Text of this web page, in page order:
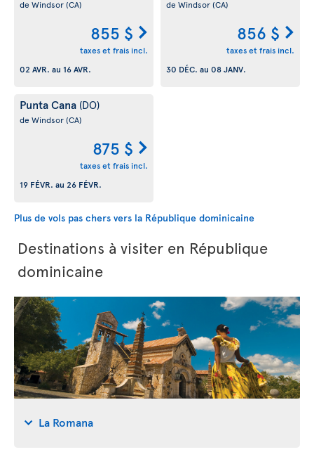
de Windsor(CA)
855 $
taxes et frais incl.
02 AVR. au 16 AVR.
de Windsor(CA)
856 $
taxes et frais incl.
30 DÉC. au 08 JANV.
Punta Cana (DO)
de Windsor(CA)
875 $
taxes et frais incl.
19 FÉVR. au 26 FÉVR.
Plus de vols pas chers vers la République dominicaine
Destinations à visiter en République
dominicaine
La Romana